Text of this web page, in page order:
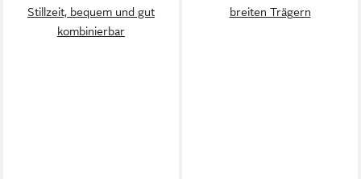
Stillzeit, bequem und gut
kombinierbar
breiten Trägern